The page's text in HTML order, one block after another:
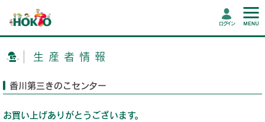
ログイン
生産者情報
香川第三きのこセンター
お買い上げありがとうございます。